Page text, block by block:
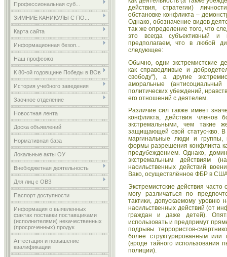
Профессиональная суб...
ЗИМНИЕ КАНИКУЛЫ С ПО...
Карта сайта
Информационная безоп...
Наш профсоюз
К 80-ой годовщине Победы в ВОв
История учебного заведения
Заочное отделение
Новостная лента
Доска объявлений
Нормативная база
Локальные акты ОУ
Внебюджетная деятельность
Для лиц с ОВЗ
Паспорт доступности
Информация о выявленных
фактах поставки поставщиками
(исполнителями) некачественных
(просроченных) продук
Аттестация и повышение
квалификации
действия, стратегии)
обстановке конфликта –
Однако, обозначение видов
так же определение того, что
это всегда субъективный и
предполагаем, что в любой
следующее:
Обычно, одни экстремистские
как справедливые и
свободу"), а другие
аморальные
политических убеждений,
его отношений с деятелем.
Различие сил также имеет
конфликта, действия членов
экстремальными, чем такие
защищающей свой статус-кво.
маргинальные люди и группы,
формы разрешения конфликта
предубеждением. Однако,
экстремальным действиям
насильственных действий
Вако, осуществлённое ФБР в
Экстремистские действия
могу различаться по
тактики, допускаемому
насильственных действий (от
граждан и даже детей).
использовать и предпримут
подрывы террористов-
более структурированным
(вроде тайного использования
полиции).